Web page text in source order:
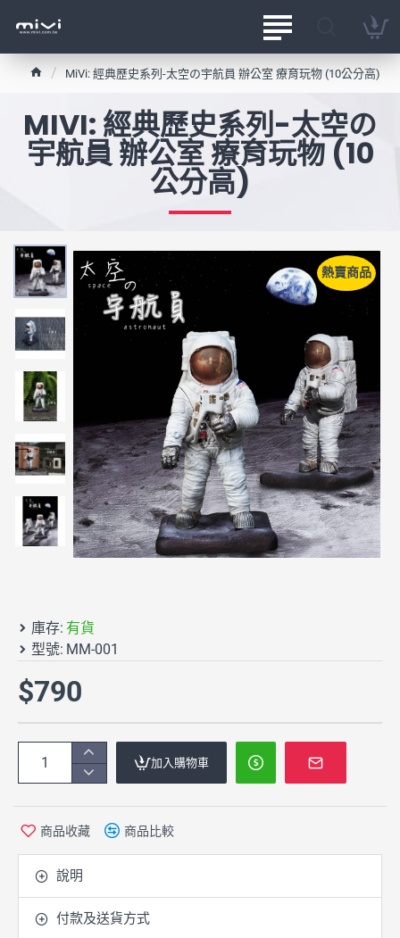
MIVI: 經典歷史系列-太空の
宇航員 辦公室 療育玩物 (10
公分高)
h
e
MiVi: 經典歷史系列-太空の宇航員 辦公室 療育玩物 (10公分高)
熱賣商品
庫存: 有貨
型號: MM-001
$790
加入購物車
商品收藏 商品比較
說明
付款及送貨方式